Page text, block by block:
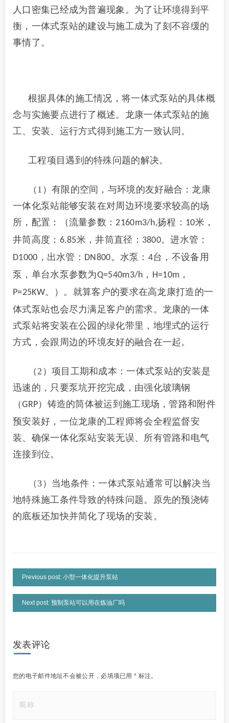
人口密集已经成为普遍现象。为了让环境得到平
衡，一体式泵站的建设与施工成为了刻不容缓的
事情了。
根据具体的施工情况，将一体式泵站的具体概
念与实施要点进行了概述。龙康一体式泵站的施
工、安装、运行方式得到施工方一致认同。
工程项目遇到的特殊问题的解决。
（1）有限的空间，与环境的友好融合：龙康
一体化泵站能够安装在对周边环境要求较高的场
所，配置：（流量参数：2160m3/h,扬程： 10米，
井筒高度： 6.85米，井筒直径： 3800。进水管：
D1000 ，出水管： DN800。水泵： 4台，不设备用
泵，单台水泵参数为Q=540m3/h ， H=10m ，
P=25KW。）。就算客户的要求在高龙康打造的一
体式泵站也会尽力满足客户的需求。龙康的一体
式泵站将安装在公园的绿化带里，地埋式的运行
方式，会跟周边的环境友好的融合在一起。
（2）项目工期和成本：一体式泵站的安装是
迅速的，只要泵坑开挖完成，由强化玻璃钢
（GRP）铸造的筒体被运到施工现场，管路和附件
预安装好，一位龙康的工程师将会全程监督安
装、确保一体化泵站安装无误、所有管路和电气
连接到位。
（3）当地条件：一体式泵站通常可以解决当
地特殊施工条件导致的特殊问题。原先的预浇铸
的底板还加快并简化了现场的安装。
Previous post: 小型一体化提升泵站
Next post: 预制泵站可以用在炼油厂吗
发表评论
您的电子邮件地址不会被公开， 必填项已用* 标注。